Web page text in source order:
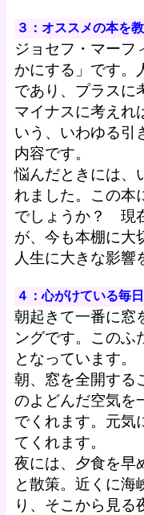
３：オススメの本を
ジョセフ・マーフ
かにする」です。
であり、プラスに
マイナスに考えれ
いう、いわゆる引
内容です。
悩んだときには、
れました。この本
でしょうか？ 現
が、今も本棚に大
人生に大きな影響
４：心がけている毎
朝起きて一番に窓
ングです。このふ
となっています。
朝、窓を全開する
のよどんだ空気を
でくれます。元気
てくれます。
夜には、夕食を早
と散策。近くに海
り、そこから見る